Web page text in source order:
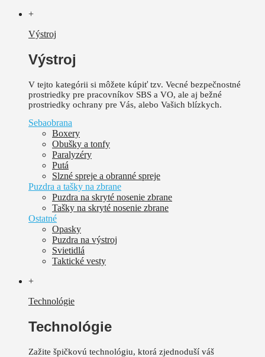
+
Výstroj
Výstroj
V tejto kategórii si môžete kúpiť tzv. Vecné bezpečnostné
prostriedky pre pracovníkov SBS a VO, ale aj bežné
prostriedky ochrany pre Vás, alebo Vašich blízkych.
Sebaobrana
Boxery
Obušky a tonfy
Paralyzéry
Putá
Slzné spreje a obranné spreje
Puzdra a tašky na zbrane
Puzdra na skryté nosenie zbrane
Tašky na skryté nosenie zbrane
Ostatné
Opasky
Puzdra na výstroj
Svietidlá
Taktické vesty
+
Technológie
Technológie
Zažite špičkovú technológiu, ktorá zjednoduší váš